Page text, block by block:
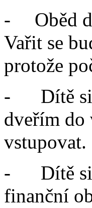
-
Oběd
Vařit se
protože
-
Dítě
dveřím do
vstupovat.
-
Dítě
finanční